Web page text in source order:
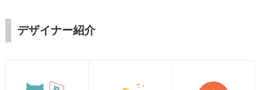
デザイナー紹介